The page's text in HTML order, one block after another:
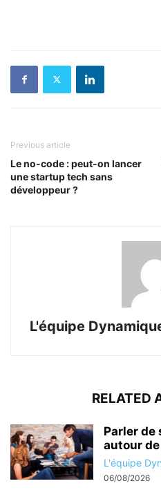
Previous article
Le no-code : peut-on lancer
une startup tech sans
développeur ?
L'équipe
RELATED
Parler de
autour
L'équipe
06/08/2026